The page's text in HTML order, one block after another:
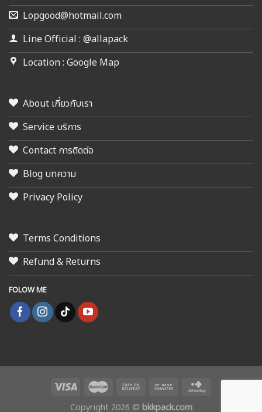
Lopgood@hotmail.com
Line Official : @allapack
Location : Google Map
About เกี่ยวกับเรา
Service บริการ
Contact การติดต่อ
Blog บทความ
Privacy Policy
Terms Conditions
Refund & Returns
FOLOW ME
Copyright 2026 © bkkpack.com